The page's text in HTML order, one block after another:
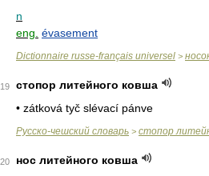
n
eng. évasement
Dictionnaire russe-français universel >
19
стопор литейного ковша
• zátková tyč slévací pánve
Русско-чешский словарь > стопор
20
нос литейного ковша